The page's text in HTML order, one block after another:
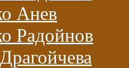
Анев
Радойнов